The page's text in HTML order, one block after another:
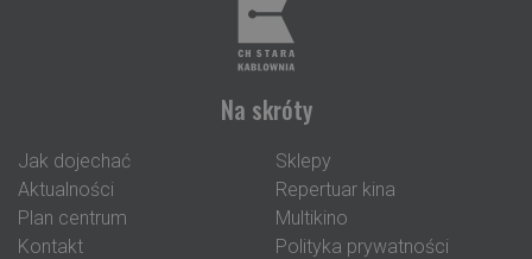
Na skróty
Jak dojechać
Aktualności
Plan centrum
Kontakt
Sklepy
Repertuar kina
Multikino
Polityka prywatności